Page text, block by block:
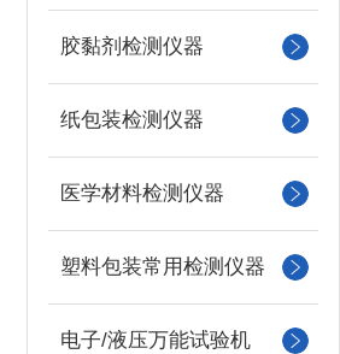
胶黏剂检测仪器
纸包装检测仪器
医学材料检测仪器
塑料包装常用检测仪器
电子/液压万能试验机